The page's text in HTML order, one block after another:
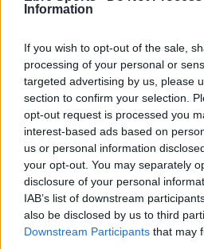
Information
If you wish to opt-out of the sale,
processing of your personal or
targeted advertising by us, please
section to confirm your selection.
opt-out request is processed you
interest-based ads based on
us or personal information
your opt-out. You may separately
disclosure of your personal
IAB’s list of downstream
also be disclosed by us to third
Downstream Participants that may
http://
ARTICLES RELACIONATS
Handbol
El Centre
el bon nivell de
maig 7, 2026
Contundent
Catalana d’Or
maig 3, 2026